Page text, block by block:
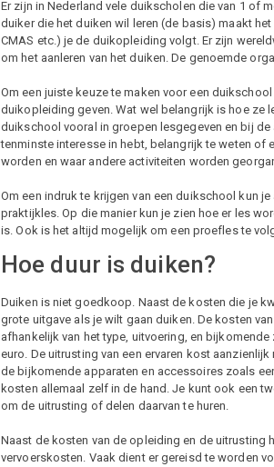
Er zijn in Nederland vele duikscholen die van 1 of
duiker die het duiken wil leren (de basis) maakt het
CMAS etc.) je de duikopleiding volgt. Er zijn
om het aanleren van het duiken. De genoemde
Om een juiste keuze te maken voor een
duikopleiding geven. Wat wel belangrijk is hoe ze
duikschool vooral in groepen lesgegeven en bij
tenminste interesse in hebt, belangrijk te weten of
worden en waar andere activiteiten worden
Om een indruk te krijgen van een duikschool kun
praktijkles. Op die manier kun je zien hoe er les
is. Ook is het altijd mogelijk om een proefles te
Hoe duur is duiken?
Duiken is niet goedkoop. Naast de kosten die je
grote uitgave als je wilt gaan duiken. De kosten
afhankelijk van het type, uitvoering, en
euro. De uitrusting van een ervaren kost
de bijkomende apparaten en accessoires zoals
kosten allemaal zelf in de hand. Je kunt ook een
om de uitrusting of delen daarvan te huren.
Naast de kosten van de opleiding en de uitrusting
vervoerskosten. Vaak dient er gereisd te worden